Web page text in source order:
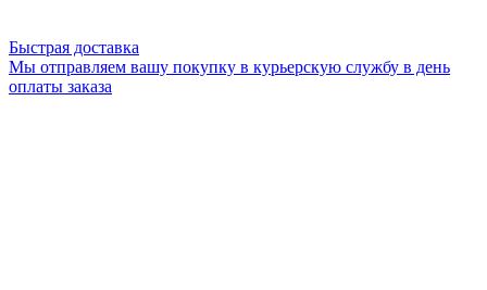
Быстрая доставка
Мы отправляем вашу покупку в курьерскую службу в день
оплаты заказа